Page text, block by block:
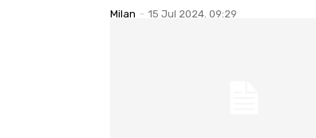
Milan - 15 Jul 2024. 09:29